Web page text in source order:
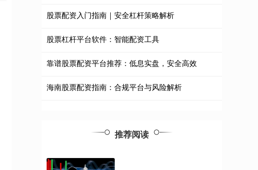
股票配资入门指南｜安全杠杆策略解析
股票杠杆平台软件：智能配资工具
靠谱股票配资平台推荐：低息实盘，安全高效
海南股票配资指南：合规平台与风险解析
推荐阅读